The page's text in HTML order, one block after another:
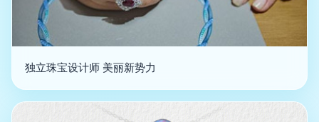
独立珠宝设计师 美丽新势力